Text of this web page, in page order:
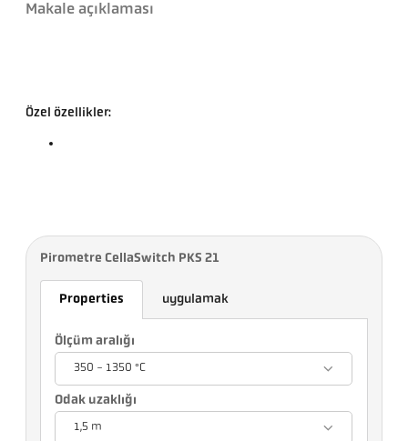
Makale açıklaması
Özel özellikler:
Pirometre CellaSwitch PKS 21
Properties uygulamak
Ölçüm aralığı
350 - 1350 °C
Odak uzaklığı
1,5 m